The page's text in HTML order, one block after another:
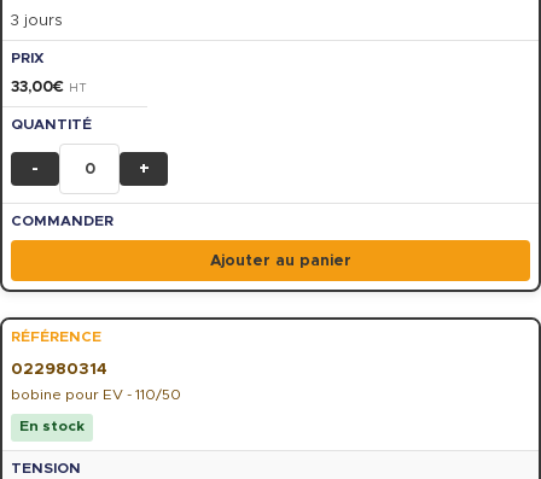
3 jours
33,00€ HT
- +
Ajouter au panier
022980314
bobine pour EV - 110/50
En stock